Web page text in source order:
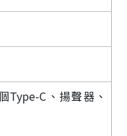
Type-C、揚聲器、